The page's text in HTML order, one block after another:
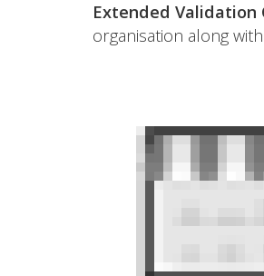
Extended Validation
organisation along